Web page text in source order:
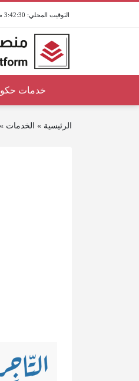
3:42:30 م / 6 أغسطس 2026
خدمات
الرئيسية » الخدمات »